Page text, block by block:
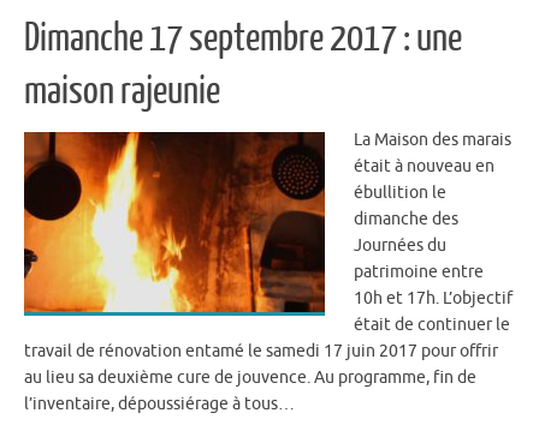
Dimanche 17 septembre 2017 : une
maison rajeunie
La Maison des marais
était à nouveau en
ébullition le
dimanche des
Journées du
patrimoine entre
10h et 17h. L’objectif
était de continuer le
travail de rénovation entamé le samedi 17 juin 2017 pour offrir
au lieu sa deuxième cure de jouvence. Au programme, fin de
l’inventaire, dépoussiérage à tous…